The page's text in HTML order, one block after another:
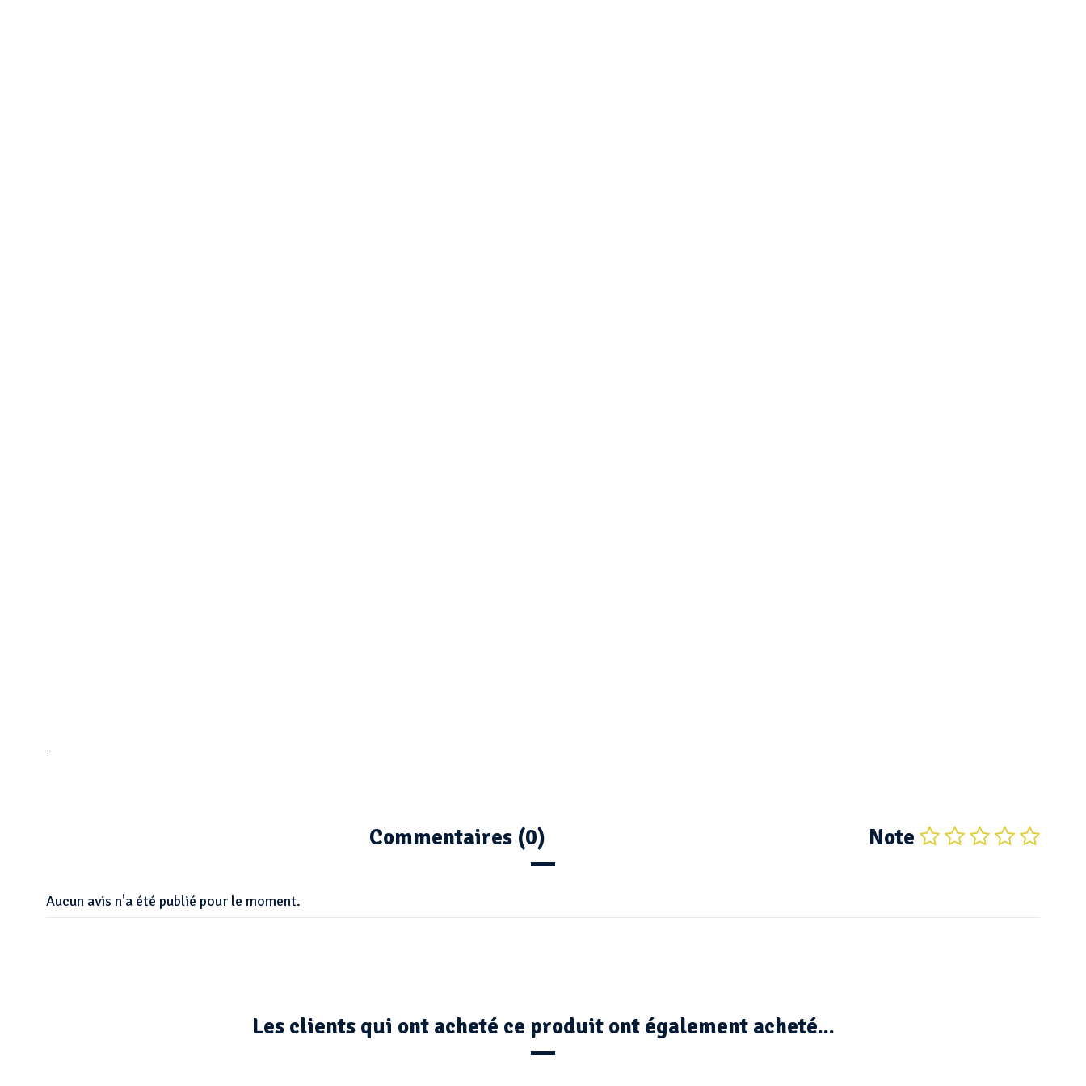
Note
Commentaires (0)
Aucun avis n'a été publié pour le moment.
Les clients qui ont acheté ce produit ont également acheté...